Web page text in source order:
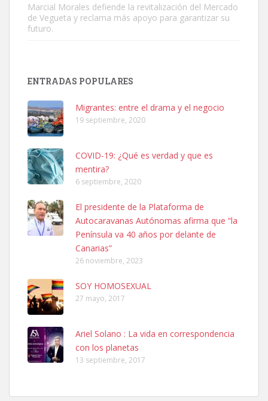
Leales.org » Gran Canaria
SHIBA PERDIDO AVDA JOSE MESA Y LOPEZ
PERRO MACHO RAZA SHIBA CON MICROCHIP PERDIDO HOY
06/07/2025 ZONA MESA Y LOPEZ. ES MUY ASUSTADIZO
Leales.org » Gran Canaria
6.7.2025
Ninfa perdida
El día 5 se los perdió una ninfa papillera, asustada tiene miedo a la
calle, se perdió por la zon...
Marcial Morales defiende la revitalización del Mercado
de Vegueta y reclama más apoyo para garantizar su
futuro.
ENTRADAS POPULARES
Migrantes: entre el drama y el negocio
19 septiembre, 2020
COVID-19: ¿Qué es verdad y que es
mentira?
6 septiembre, 2020
El presidente de la Plataforma de
Autocaravanas Autónomas afirma que “la
Península va 40 años por delante de
Canarias”
26 noviembre, 2023
SOY HOMOSEXUAL
27 mayo, 2017
Ariel Solano : La vida en correspondencia
con los planetas
13 septiembre, 2017